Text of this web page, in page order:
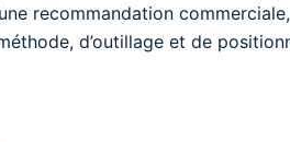
recommandation
d’outillage et de